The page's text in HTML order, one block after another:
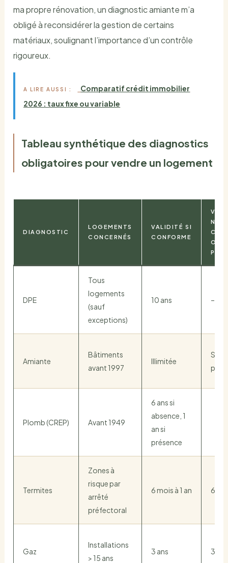
ma propre rénovation, un diagnostic amiante m’a
obligé à reconsidérer la gestion de certains
matériaux, soulignant l’importance d’un contrôle
rigoureux.
A LIRE AUSSI :
Comparatif crédit immobilier
2026 : taux fixe ou variable
Tableau synthétique des diagnostics
obligatoires pour vendre un logement
DIAGNOSTIC
LOGEMENTS
CONCERNÉS
VALIDITÉ SI
CONFORME
NON
OU
DPE
Tous
logements
(sauf
exceptions)
10 ans –
Amiante
Bâtiments
avant 1997
Illimitée
Suivi
Plomb (CREP) Avant 1949
6 ans si
absence, 1
an si
présence
Termites
Zones à
risque par
arrêté
préfectoral
6 mois à 1 an 6
Gaz
Installations
> 15 ans
3 ans 3 ans